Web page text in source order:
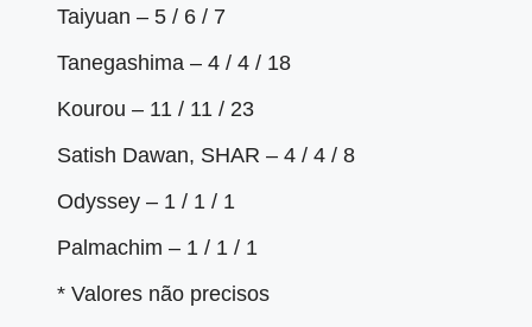
Taiyuan – 5 / 6 / 7
Tanegashima – 4 / 4 / 18
Kourou – 11 / 11 / 23
Satish Dawan, SHAR – 4 / 4 / 8
Odyssey – 1 / 1 / 1
Palmachim – 1 / 1 / 1
* Valores não precisos